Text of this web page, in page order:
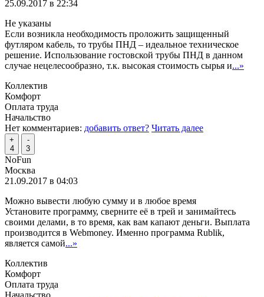
25.09.2017 в 22:34
Не указаны
Если возникла необходимость проложить защищенный
футляром кабель, то трубы ПНД – идеальное техническое
решение. Использование гостовской трубы ПНД в данном
случае нецелесообразно, т.к. высокая стоимость сырья и...»
Коллектив
Комфорт
Оплата труда
Начальство
Нет комментариев: добавить ответ? Читать далее
+
4
-
3
NoFun
Москва
21.09.2017 в 04:03
Можно вывести любую сумму и в любое время
Установите программу, сверните её в трей и занимайтесь
своими делами, в то время, как вам капают деньги. Выплата
производится в Webmoney. Именно программа Rublik,
является самой...»
Коллектив
Комфорт
Оплата труда
Начальство